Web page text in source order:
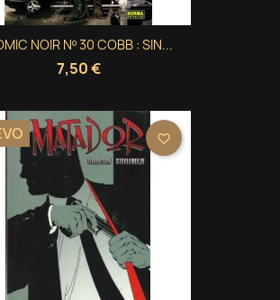
NOIR Nº 30 COBB : SIN...
7,50 €
favorite_border